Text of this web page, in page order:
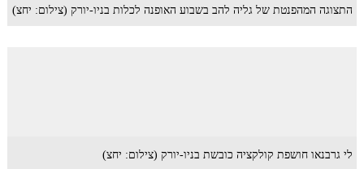
התצוגה המהפנטת של גליה להב בשבוע האופנה לכלות בניו-יורק (צילום: יחצ)
לי גרבנאו חושפת קולקציה כובשת בניו-יורק (צילום: יחצ)